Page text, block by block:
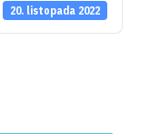
20. listopada 2022